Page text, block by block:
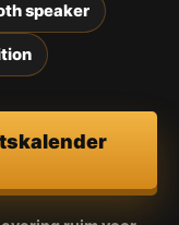
speaker